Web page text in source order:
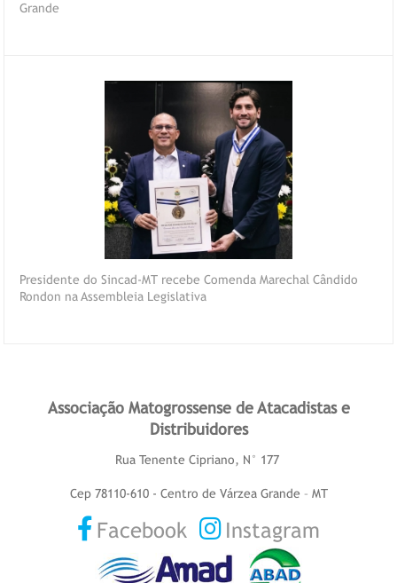
Grande
Presidente do Sincad-MT recebe Comenda Marechal Cândido
Rondon na Assembleia Legislativa
Associação Matogrossense de Atacadistas e
Distribuidores
Rua Tenente Cipriano, N° 177
Cep 78110-610 - Centro de Várzea Grande – MT
Facebook Instagram